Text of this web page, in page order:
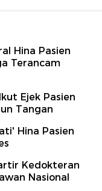
Hina Pasien
Terancam
Ejek Pasien
Tangan
Hina Pasien
Kedokteran
Nasional